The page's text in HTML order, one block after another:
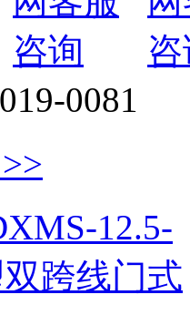
0081